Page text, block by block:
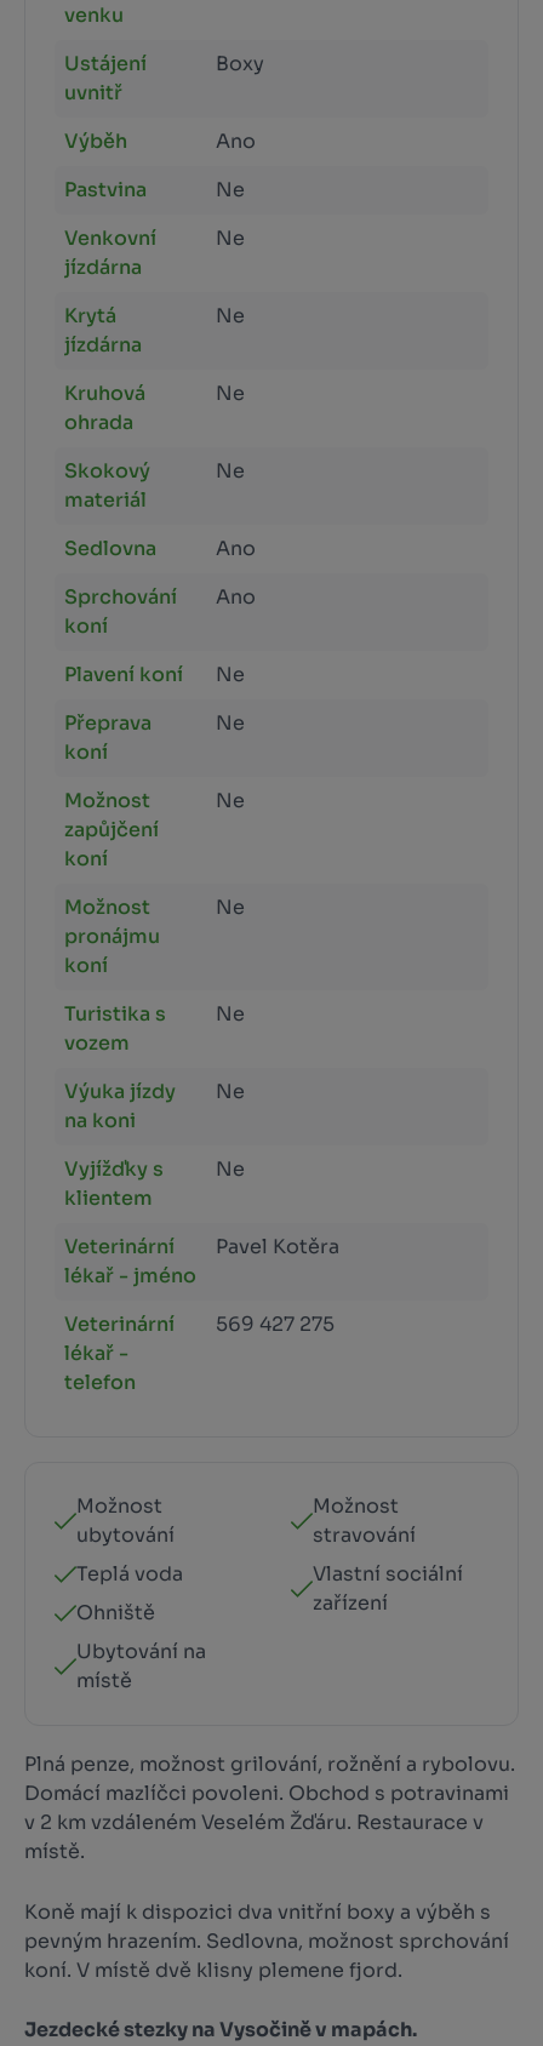
venku
Ustájení
uvnitř
Boxy
Výběh
Ano
Pastvina
Ne
Venkovní
jízdárna
Ne
Krytá
jízdárna
Ne
Kruhová
ohrada
Ne
Skokový
materiál
Ne
Sedlovna
Ano
Sprchování
koní
Ano
Plavení koní
Ne
Přeprava
koní
Ne
Možnost
zapůjčení
koní
Ne
Možnost
pronájmu
koní
Ne
Turistika s
vozem
Ne
Výuka jízdy
na koni
Ne
Vyjížďky s
klientem
Ne
Veterinární
lékař - jméno
Pavel Kotěra
Veterinární
lékař -
telefon
569 427 275
Možnost
ubytování
Teplá voda
Ohniště
Ubytování na
místě
Možnost
stravování
Vlastní sociální
zařízení
Plná penze, možnost grilování, rožnění a rybolovu.
Domácí mazlíčci povoleni. Obchod s potravinami
v 2 km vzdáleném Veselém Žďáru. Restaurace v
místě.
Koně mají k dispozici dva vnitřní boxy a výběh s
pevným hrazením. Sedlovna, možnost sprchování
koní. V místě dvě klisny plemene fjord.
Jezdecké stezky na Vysočině v mapách.